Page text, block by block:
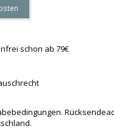
schon ab 79€